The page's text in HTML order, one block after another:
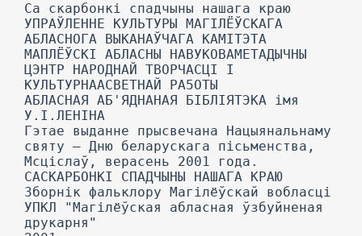
Са скарбонкі спадчыны нашага краю
УПРАЎЛЕННЕ КУЛЬТУРЫ МАГІЛЁЎСКАГА
АБЛАСНОГА ВЫКАНАЎЧАГА КАМІТЭТА
МАПЛЁЎСКІ АБЛАСНЫ НАВУКОВАМЕТАДЫЧНЫ
ЦЭНТР НАРОДНАЙ ТВОРЧАСЦІ I
КУЛЬТУРНААСВЕТНАЙ РА5ОТЫ
АБЛАСНАЯ АБ'ЯДНАНАЯ БІБЛІЯТЭКА імя
У.I.ЛЕНІНА
Гэтае выданне прысвечана Нацыянальнаму
святу — Дню беларускага пісьменства,
Мсціслаў, верасень 2001 года.
САСКАРБОНКІ СПАДЧЫНЫ НАШАГА КРАЮ
Зборнік фальклору Магілёўскай вобласці
УПКЛ "Магілёўская абласная ўзбуйненая
друкарня"